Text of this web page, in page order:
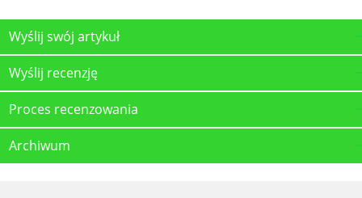
Wyślij swój artykuł
Wyślij recenzję
Proces recenzowania
Archiwum